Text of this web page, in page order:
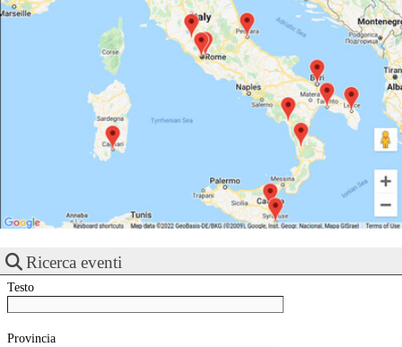
Ricerca eventi
Testo
Provincia